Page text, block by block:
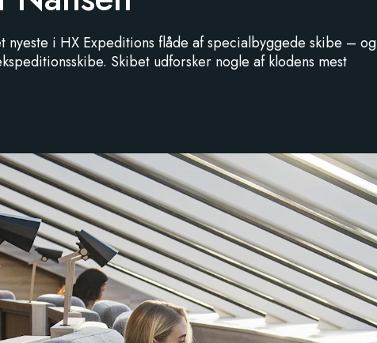
i HX Expeditions flåde af specialbyggede skibe – og
Skibet udforsker nogle af klodens mest